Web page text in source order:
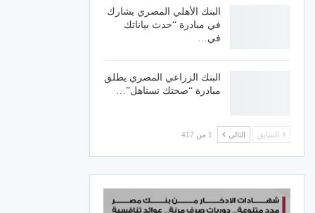
البنك الأهلي المصري يشارك
في مبادرة “حدث بياناتك
في…
البنك الزراعي المصري يطلق
مبادرة “صحتك تستاهل”…
السابق التالي 1 من 417